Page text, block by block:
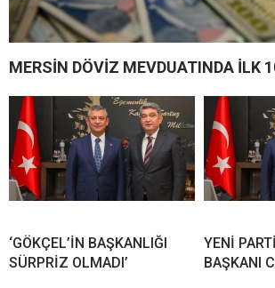
MERSİN DÖVİZ MEVDUATINDA İLK
‘GÖKÇEL’İN BAŞKANLIĞI
SÜRPRİZ OLMADI’
YENİ
BAŞKANI